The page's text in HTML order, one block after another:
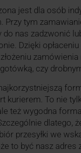
jest dla osób
Przy tym
do nas zadzwonić
Dzięki opłaceniu
czy
kurierem. To nie
też wygodna
dlatego,
przesyłki we
to być nasz adres